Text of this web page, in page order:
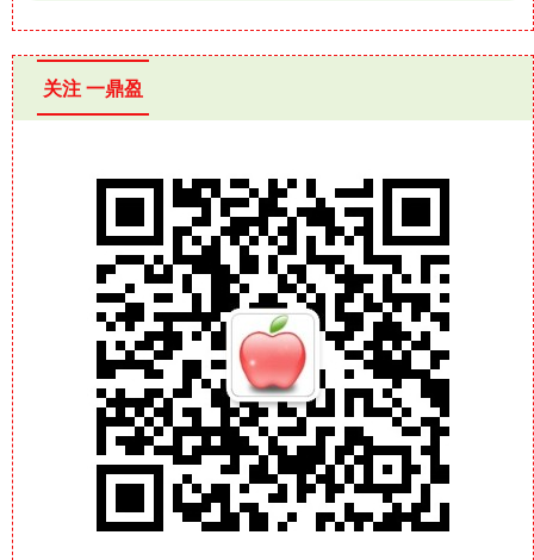
关注 一鼎盈